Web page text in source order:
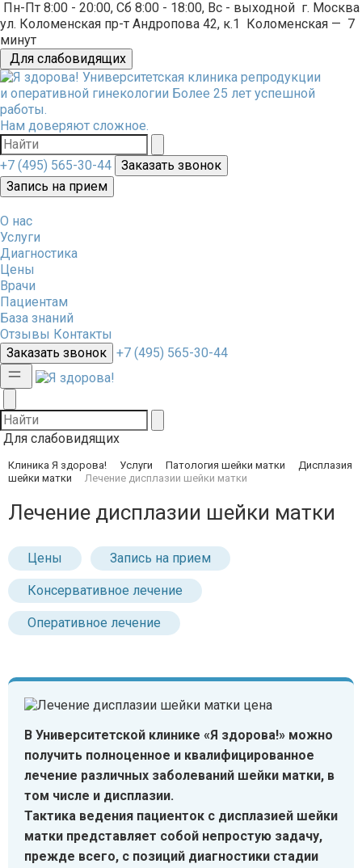
Пн-Пт 8:00 - 20:00, Сб 8:00 - 18:00, Вс - выходной г. Москва
ул. Коломенская пр-т Андропова 42, к.1 Коломенская — 7
минут
Для слабовидящих
Университетская клиника репродукции
и оперативной гинекологии Более 25 лет успешной
работы.
Нам доверяют сложное.
+7 (495) 565-30-44
Заказать звонок
Запись на прием
О нас
Услуги
Диагностика
Цены
Врачи
Пациентам
База знаний
Отзывы Контакты
Заказать звонок
+7 (495) 565-30-44
Для слабовидящих
Клиника Я здорова! Услуги Патология шейки матки
Дисплазия
шейки матки
Лечение дисплазии шейки матки
Лечение дисплазии шейки матки
Цены Запись на прием
Консервативное лечение
Оперативное лечение
В Университетской клинике «Я здорова!» можно
получить полноценное и квалифицированное
лечение различных заболеваний шейки матки, в
том числе и дисплазии.
Тактика ведения пациенток с дисплазией шейки
матки представляет собой непростую задачу,
прежде всего, с позиций диагностики стадии